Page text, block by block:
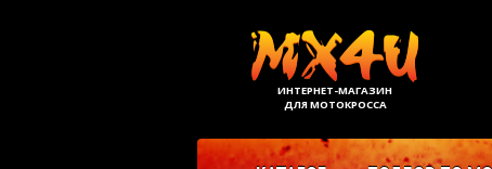
ИНТЕРНЕТ-МАГАЗИН
ДЛЯ МОТОКРОССА